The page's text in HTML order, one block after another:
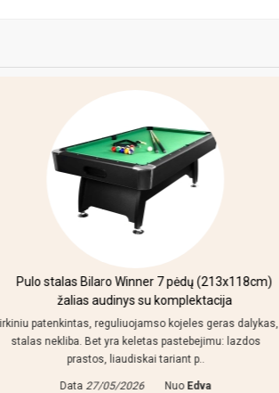
Pulo stalas Bilaro Winner 7 pėdų (213x118cm)
žalias audinys su komplektacija
patenkintas, reguliuojamso kojeles geras dalykas,
stalas nekliba. Bet yra keletas pastebejimu: lazdos
prastos, liaudiskai tariant p..
Data 27/05/2026 Nuo Edva